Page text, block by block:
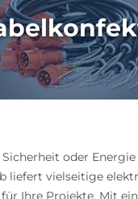
oder Energie
liefert vielseitige
Ihre Projekte. Mit